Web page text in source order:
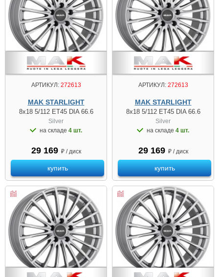
АРТИКУЛ:272613
MAK STARLIGHT
8x18 5/112 ET45 DIA 66.6
Silver
на складе 4 шт.
29 169 ₽ / диск
купить
АРТИКУЛ:272613
MAK STARLIGHT
8x18 5/112 ET45 DIA 66.6
Silver
на складе 4 шт.
29 169 ₽ / диск
купить